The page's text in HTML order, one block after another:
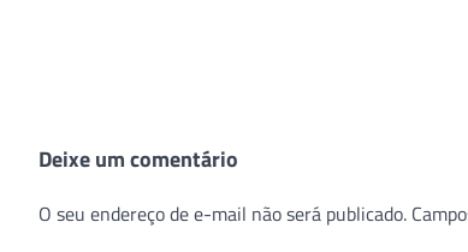
Deixe um comentário
O seu endereço de e-mail não será publicado.